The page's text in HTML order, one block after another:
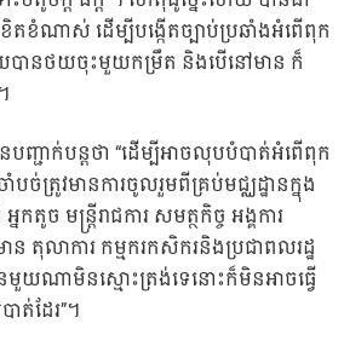
ខិតខំណាស់ ដើម្បីបង្កើតច្បាប់ប្រឆាំងអំពើពុក
បានថយចុះមួយកម្រឹត​ និងបើនៅមាន​ ក៏
ជាក់បន្តថា “ដើម្បីអាចលុបបំបាត់អំពើពុក
ត្រូវមានការចូលរួមពីគ្រប់មជ្ឈដ្ឋានក្នុង
កតូច​ មន្ត្រីរាជការ​ សមត្ថកិច្ច​ អង្គការ
តុលាការ​ កម្មករកសិករនិងប្រជាពលរដ្ឋ
មួយណាមិនស្មោះត្រង់ទេនោះក៏មិនអាចធ្វើ
ត់ដែរ​”។